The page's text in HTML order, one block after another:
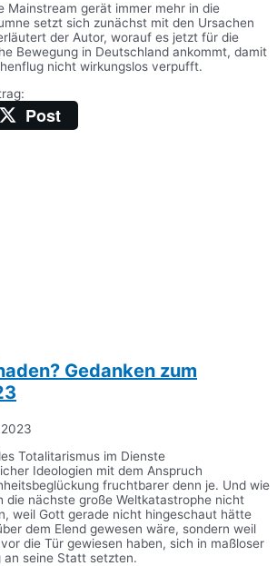
Mainstream gerät immer mehr in die
setzt sich zunächst mit den Ursachen
der Autor, worauf es jetzt für die
Bewegung in Deutschland ankommt, damit
nicht wirkungslos verpufft.
Post
Gedanken zum
Totalitarismus im Dienste
Ideologien mit dem Anspruch
fruchtbarer denn je. Und wie
die nächste große Weltkatastrophe nicht
weil Gott gerade nicht hingeschaut hätte
dem Elend gewesen wäre, sondern weil
die Tür gewiesen haben, sich in maßloser
an seine Statt setzten.